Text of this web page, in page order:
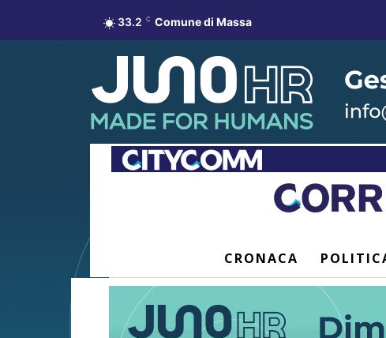
33.2 C Comune di Massa
CRONACA